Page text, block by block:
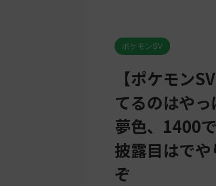
ポケモンSV
【ポケモン
てるのはや
夢色、1400
披露目はで
ぞ